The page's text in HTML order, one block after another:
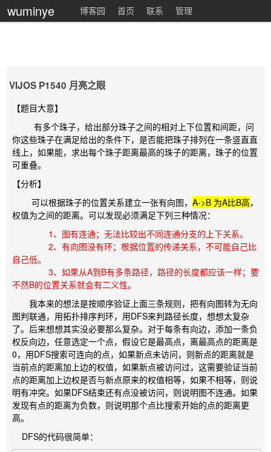
wuminye 博客园 首页 联系 管理
VIJOS P1540 月亮之眼
【题目大意】
有多个珠子，给出部分珠子之间的相对上下位置和间距，问
你这些珠子在满足给出的条件下，是否能把珠子排列在一条竖直直
线上，如果能，求出每个珠子距离最高的珠子的距离，珠子的位置
可重叠。
【分析】
可以根据珠子的位置关系建立一张有向图， A->B 为A比B高，
权值为之间的距离。可以发现必须满足下列三种情况：
1、图有连通；无法比较出不同连通分支的上下关系。
2、有向图没有环；根据位置的传递关系，不可能自己比
自己低。
3、如果从A到B有多条路径，路径的长度都应该一样；要
不然B的位置关系就会有二义性。
我本来的想法是按顺序验证上面三条规则，把有向图转为无向
图判联通，用拓扑排序判环，用DFS来判路径长度，想想太复杂
了。后来想想其实没必要那么复杂。对于每条有向边，添加一条负
权反向边，任意选定一个点，假设它是最高点，离最高点的距离是
0，用DFS搜索可连向的点，如果新点未访问，则新点的距离就是
当前点的距离加上边的权值，如果新点被访问过，这需要验证当前
点的距离加上边权是否与新点原来的权值相等，如果不相等，则说
明有冲突。如果DFS结束还有点没被访问，则说明图不连通。如果
发现有点的距离为负数，则说明那个点比搜索开始的点的距离更
高。
DFS的代码很简单：